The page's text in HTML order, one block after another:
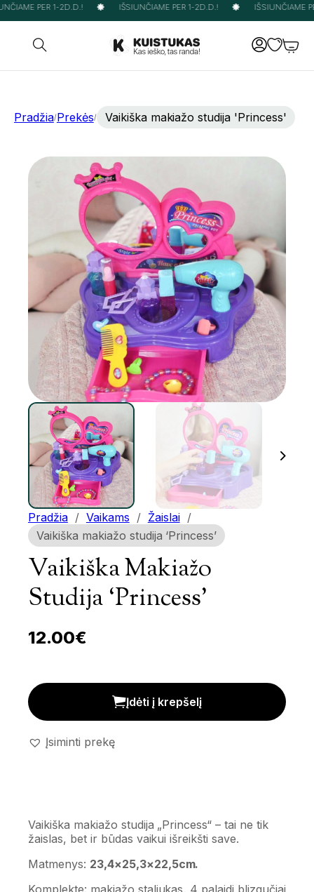
PER 1-2D.D.! IŠSIUNČIAME PER 1-2D.D.! IŠSIUNČIAME
Pradžia/Prekės/ Vaikiška makiažo studija 'Princess'
Pradžia / Vaikams / Žaislai /
Vaikiška makiažo studija ‘Princess’
Vaikiška Makiažo
Studija ‘Princess’
12.00€
Vaikiška makiažo studija 'Princess' kiekis
Įdėti į krepšelį
Įsiminti prekę
Vaikiška makiažo studija „Princess“ – tai ne tik
žaislas, bet ir būdas vaikui išreikšti save.
Matmenys: 23,4×25,3×22,5cm.